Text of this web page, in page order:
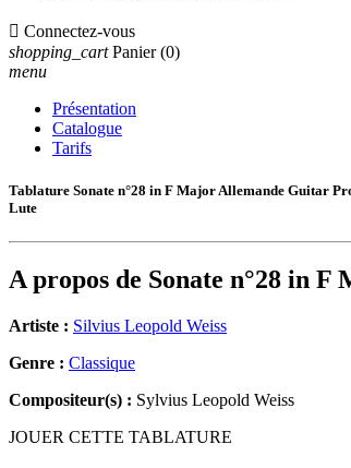
 Connectez-vous
shopping_cart Panier (0)
menu
Présentation
Catalogue
Tarifs
Tablature Sonate n°28 in F Major Allemande Guitar
Lute
A propos de Sonate n°28 in F
Artiste : Silvius Leopold Weiss
Genre : Classique
Compositeur(s) : Sylvius Leopold Weiss
JOUER CETTE TABLATURE